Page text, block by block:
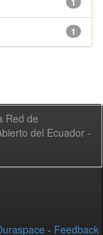
1
Red de
del Ecuador -
- Feedback